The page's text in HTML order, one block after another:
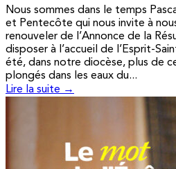
Nous sommes dans le temps
et Pentecôte qui nous invite à
renouveler de l’Annonce de la
disposer à l’accueil de l’Esprit-
été, dans notre diocèse, plus de
plongés dans les eaux du...
Lire la suite →